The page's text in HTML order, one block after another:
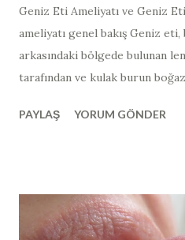
Geniz Eti Ameliyatı ve Geniz
ameliyatı genel bakış Geniz
arkasındaki bölgede bulunan
tarafından ve kulak burun
Endoskopik burun içi
ameliyatlarının tamamında
yapılmaktadır. Bunun yanında,
PAYLAŞ YORUM GÖNDER